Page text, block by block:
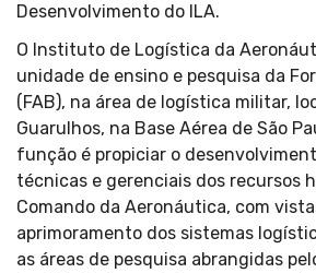
Desenvolvimento do ILA.
O Instituto de Logística da
unidade de ensino e pesquisa da
(FAB), na área de logística militar,
Guarulhos, na Base Aérea de São
função é propiciar o
técnicas e gerenciais dos recursos
Comando da Aeronáutica, com
aprimoramento dos sistemas
as áreas de pesquisa abrangidas